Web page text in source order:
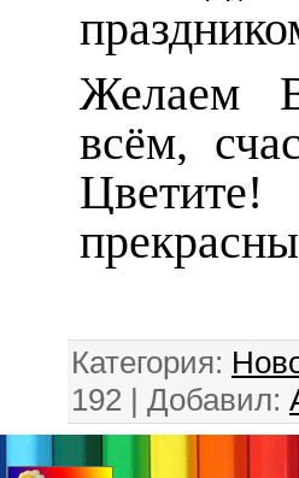
Желаем
всём,
Категория:
192 | Добавил: